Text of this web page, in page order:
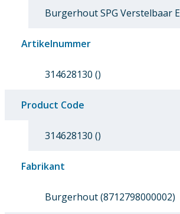
Burgerhout SPG Verstelbaar
Artikelnummer
314628130 ()
Product Code
314628130 ()
Fabrikant
Burgerhout (8712798000002)